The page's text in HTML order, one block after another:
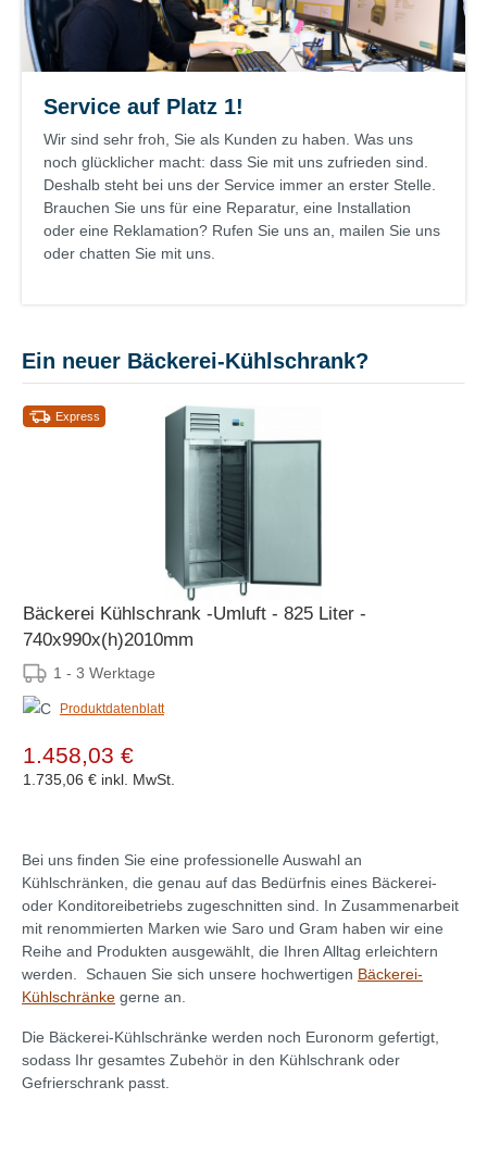
Service auf Platz 1!
Wir sind sehr froh, Sie als Kunden zu haben. Was uns
noch glücklicher macht: dass Sie mit uns zufrieden sind.
Deshalb steht bei uns der Service immer an erster Stelle.
Brauchen Sie uns für eine Reparatur, eine Installation
oder eine Reklamation? Rufen Sie uns an, mailen Sie uns
oder chatten Sie mit uns.
Ein neuer Bäckerei-Kühlschrank?
Express
Bäckerei Kühlschrank -Umluft - 825 Liter -
740x990x(h)2010mm
1 - 3 Werktage
Produktdatenblatt
1.458,03 €
1.735,06 € inkl. MwSt.
Bei uns finden Sie eine professionelle Auswahl an
Kühlschränken, die genau auf das Bedürfnis eines Bäckerei-
oder Konditoreibetriebs zugeschnitten sind. In Zusammenarbeit
mit renommierten Marken wie Saro und Gram haben wir eine
Reihe and Produkten ausgewählt, die Ihren Alltag erleichtern
werden. Schauen Sie sich unsere hochwertigen Bäckerei-
Kühlschränke gerne an.
Die Bäckerei-Kühlschränke werden noch Euronorm gefertigt,
sodass Ihr gesamtes Zubehör in den Kühlschrank oder
Gefrierschrank passt.